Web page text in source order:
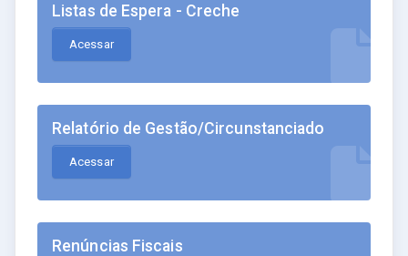
Listas de Espera - Creche
Acessar
Relatório de Gestão/Circunstanciado
Acessar
Renúncias Fiscais